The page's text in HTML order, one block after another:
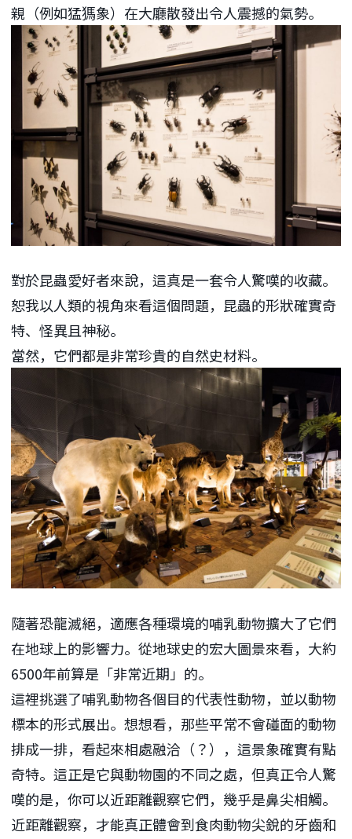
親（例如猛獁象）在大廳散發出令人震撼的氣勢。
對於昆蟲愛好者來說，這真是一套令人驚嘆的收藏。
恕我以人類的視角來看這個問題，昆蟲的形狀確實奇
特、怪異且神秘。
當然，它們都是非常珍貴的自然史材料。
隨著恐龍滅絕，適應各種環境的哺乳動物擴大了它們
在地球上的影響力。從地球史的宏大圖景來看，大約
6500年前算是「非常近期」的。
這裡挑選了哺乳動物各個目的代表性動物，並以動物
標本的形式展出。想想看，那些平常不會碰面的動物
排成一排，看起來相處融洽（？），這景象確實有點
奇特。這正是它與動物園的不同之處，但真正令人驚
嘆的是，你可以近距離觀察它們，幾乎是鼻尖相觸。
近距離觀察，才能真正體會到食肉動物尖銳的牙齒和